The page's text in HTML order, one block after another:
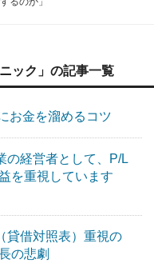
ック」の記事一覧
金を溜めるコツ
経営者として、P/L
を重視しています
借対照表）重視の
の悲劇